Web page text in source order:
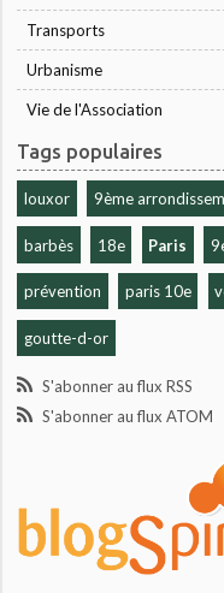
Transports
Urbanisme
Vie de l'Association
Tags populaires
louxor 9ème
barbès 18e Paris
prévention paris 10e
goutte-d-or
S'abonner au flux RSS
S'abonner au flux ATOM